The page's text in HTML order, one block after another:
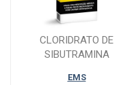
CLORIDRATO DE
SIBUTRAMINA
EMS